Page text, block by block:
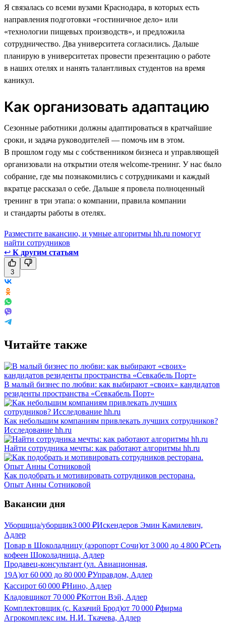
Я связалась со всеми вузами Краснодара, в которых есть
направления подготовки «гостиничное дело» или
«технологии пищевых производств», и предложила
сотрудничество. Два университета согласились. Дальше
планирую в университетах провести презентацию о работе
в наших отелях и нанять талантливых студентов на время
каникул.
Как организовать адаптацию
Сезонные работники должны адаптироваться в кратчайшие
сроки, и задача руководителей — помочь им в этом.
В прошлом году мы с собственником бизнеса и управляющей
организовали на открытии отеля welcome-тренинг. У нас было
собрание, где мы познакомились с сотрудниками и каждый
вкратце рассказал о себе. Дальше я провела полноценный
тренинг в три этапа: о компании, правила компании
и стандарты работы в отелях.
Разместите вакансию, и умные алгоритмы hh.ru помогут
найти сотрудников
↩ К другим статьям
3
Читайте также
В малый бизнес по любви: как выбирают «своих» кандидатов
резиденты пространства «Севкабель Порт»
Как небольшим компаниям привлекать лучших сотрудников?
Исследование hh.ru
Найти сотрудника мечты: как работают алгоритмы hh.ru
Как подобрать и мотивировать сотрудников ресторана.
Опыт Анны Сотниковой
Вакансии дня
Уборщица/уборщик3 000 ₽Искендеров Эмин Камилевич,
Адлер
Повар в Шоколадницу (аэропорт Сочи)от 3 000 до 4 800 ₽Сеть
кофеен Шоколадница, Адлер
Продавец-консультант (ул. Авиационная,
19А)от 60 000 до 80 000 ₽Управдом, Адлер
Кассирот 60 000 ₽Нино, Адлер
Кладовщикот 70 000 ₽Коттон Вэй, Адлер
Комплектовщик (с. Казачий Брод)от 70 000 ₽фирма
Агрокомплекс им. Н.И. Ткачева, Адлер